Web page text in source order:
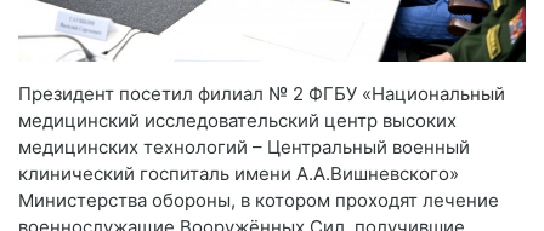
Президент посетил филиал № 2 ФГБУ «Национальный
медицинский исследовательский центр высоких
медицинских технологий – Центральный военный
клинический госпиталь имени А.А.Вишневского»
Министерства обороны, в котором проходят лечение